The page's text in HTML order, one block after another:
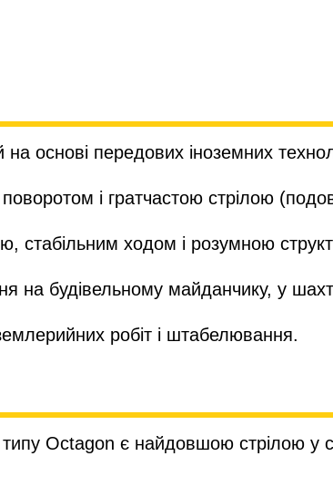
основі передових іноземних
і гратчастою стрілою
стабільним ходом і розумною
на будівельному майданчику, у
робіт і штабелювання.
Octagon є найдовшою стрілою у